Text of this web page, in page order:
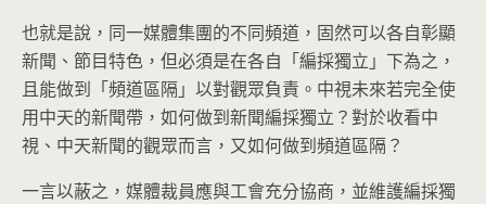
也就是說，同一媒體集團的不同頻道，固然可以各自彰顯
新聞、節目特色，但必須是在各自「編採獨立」下為之，
且能做到「頻道區隔」以對觀眾負責。中視未來若完全使
用中天的新聞帶，如何做到新聞編採獨立？對於收看中
視、中天新聞的觀眾而言，又如何做到頻道區隔？
一言以蔽之，媒體裁員應與工會充分協商，並維護編採獨